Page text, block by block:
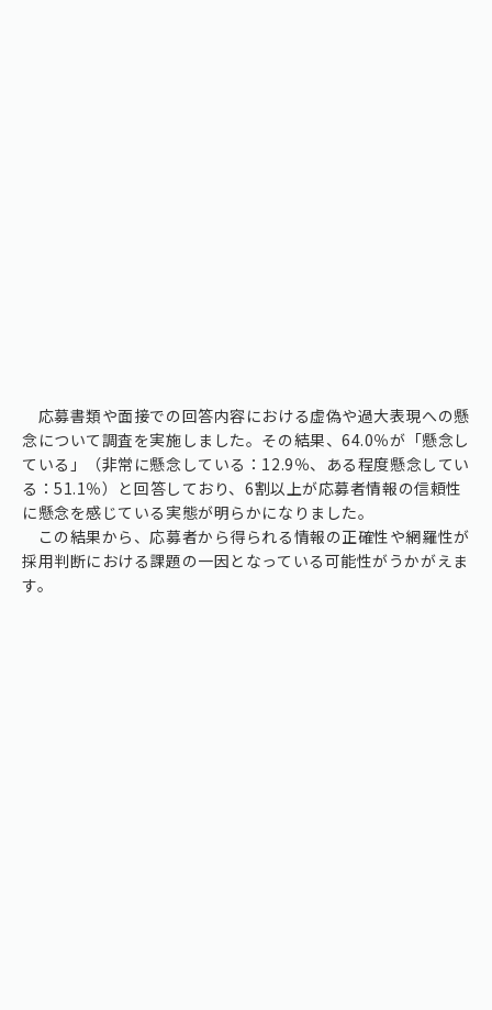
応募書類や面接での回答内容における虚偽や過大表現への懸
念について調査を実施しました。その結果、64.0％が「懸念し
ている」（非常に懸念している：12.9％、ある程度懸念してい
る：51.1％）と回答しており、6割以上が応募者情報の信頼性
に懸念を感じている実態が明らかになりました。
この結果から、応募者から得られる情報の正確性や網羅性が
採用判断における課題の一因となっている可能性がうかがえま
す。